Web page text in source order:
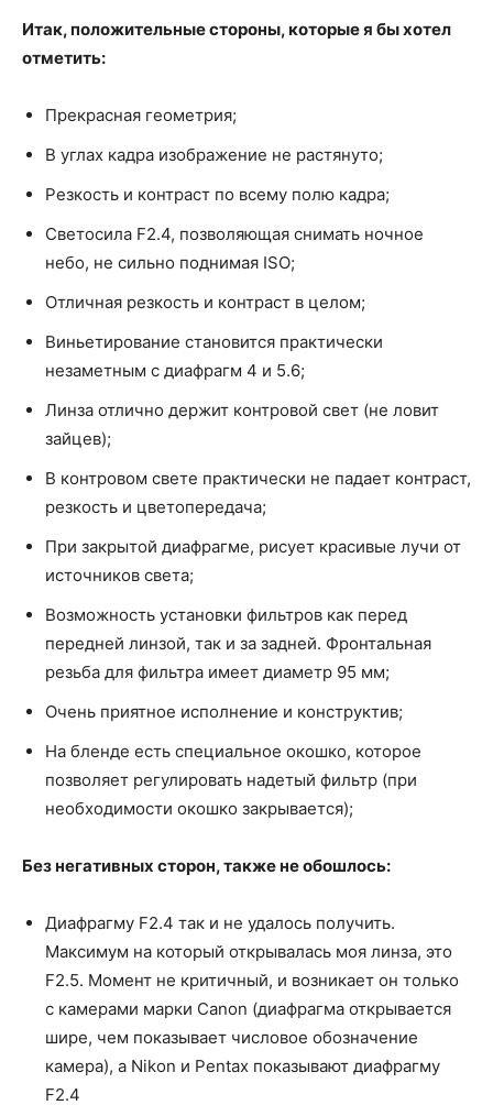
Итак, положительные стороны, которые я бы хотел
отметить:
Прекрасная геометрия;
В углах кадра изображение не растянуто;
Резкость и контраст по всему полю кадра;
Светосила F2.4, позволяющая снимать ночное
небо, не сильно поднимая ISO;
Отличная резкость и контраст в целом;
Виньетирование становится практически
незаметным с диафрагм 4 и 5.6;
Линза отлично держит контровой свет (не ловит
зайцев);
В контровом свете практически не падает контраст,
резкость и цветопередача;
При закрытой диафрагме, рисует красивые лучи от
источников света;
Возможность установки фильтров как перед
передней линзой, так и за задней. Фронтальная
резьба для фильтра имеет диаметр 95 мм;
Очень приятное исполнение и конструктив;
На бленде есть специальное окошко, которое
позволяет регулировать надетый фильтр (при
необходимости окошко закрывается);
Без негативных сторон, также не обошлось:
Диафрагму F2.4 так и не удалось получить.
Максимум на который открывалась моя линза, это
F2.5. Момент не критичный, и возникает он только
с камерами марки Canon (диафрагма открывается
шире, чем показывает числовое обозначение
камера), а Nikon и Pentax показывают диафрагму
F2.4